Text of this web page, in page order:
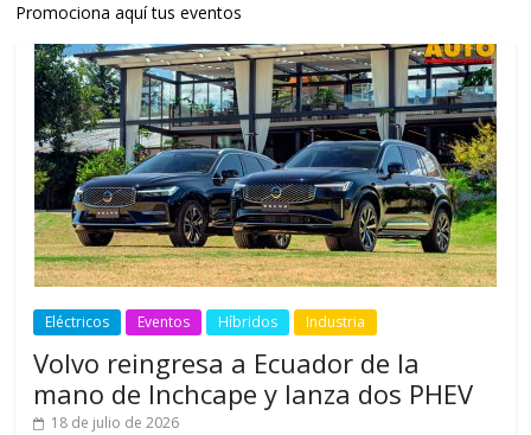
Promociona aquí tus eventos
Eléctricos Eventos Híbridos Industria
Volvo reingresa a Ecuador de la
mano de Inchcape y lanza dos PHEV
18 de julio de 2026